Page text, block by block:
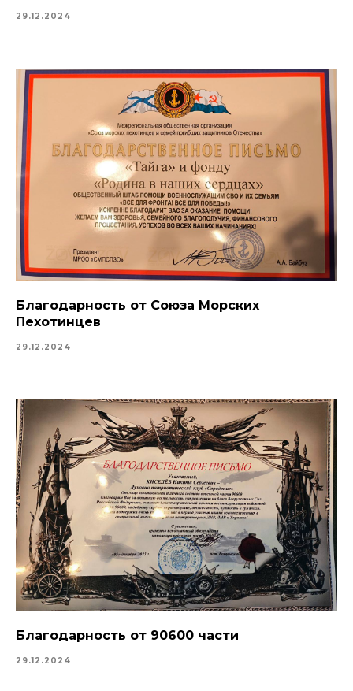
29.12.2024
Благодарность от Союза Морских
Пехотинцев
29.12.2024
Благодарность от 90600 части
29.12.2024